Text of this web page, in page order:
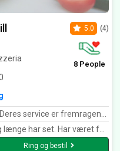
5.0 (4)
8 People
velsmagende og man går altid derfra med et smil.
jeg har spist på Costa del sol har jeg virkelig fundet ud af hvordan pizza’er skal smages. KAN KLAR ANBEFALES UDEN TVIVL BYENS BEDSTE
Ring og bestil